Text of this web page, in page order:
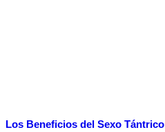
Los Beneficios del Sexo Tántrico